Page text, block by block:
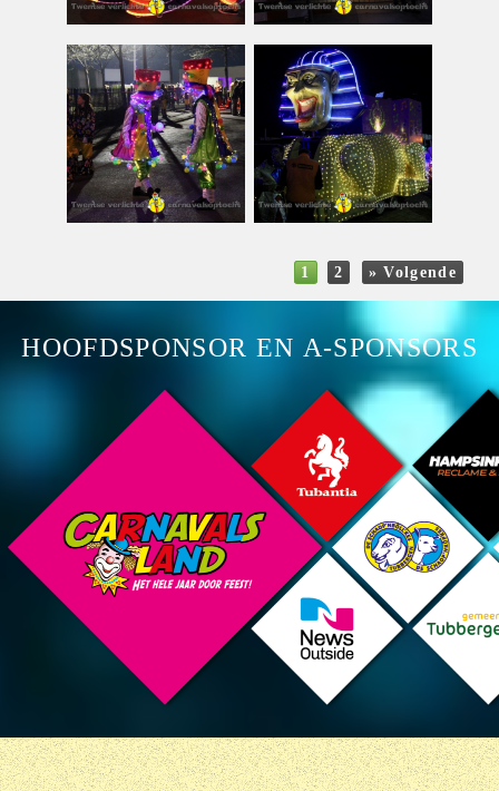
1 2 » Volgende
HOOFDSPONSOR EN A-SPONSORS